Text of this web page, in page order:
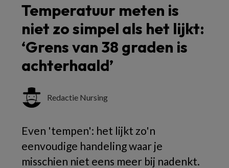
Temperatuur meten is
niet zo simpel als het lijkt:
‘Grens van 38 graden is
achterhaald’
Redactie Nursing
Even 'tempen': het lijkt zo'n
eenvoudige handeling waar je
misschien niet eens meer bij nadenkt.